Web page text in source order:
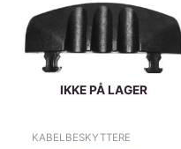
IKKE PÅ LAGER
KABELBESKYTTERE